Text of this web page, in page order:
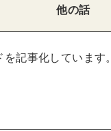
他の話
記事化しています。